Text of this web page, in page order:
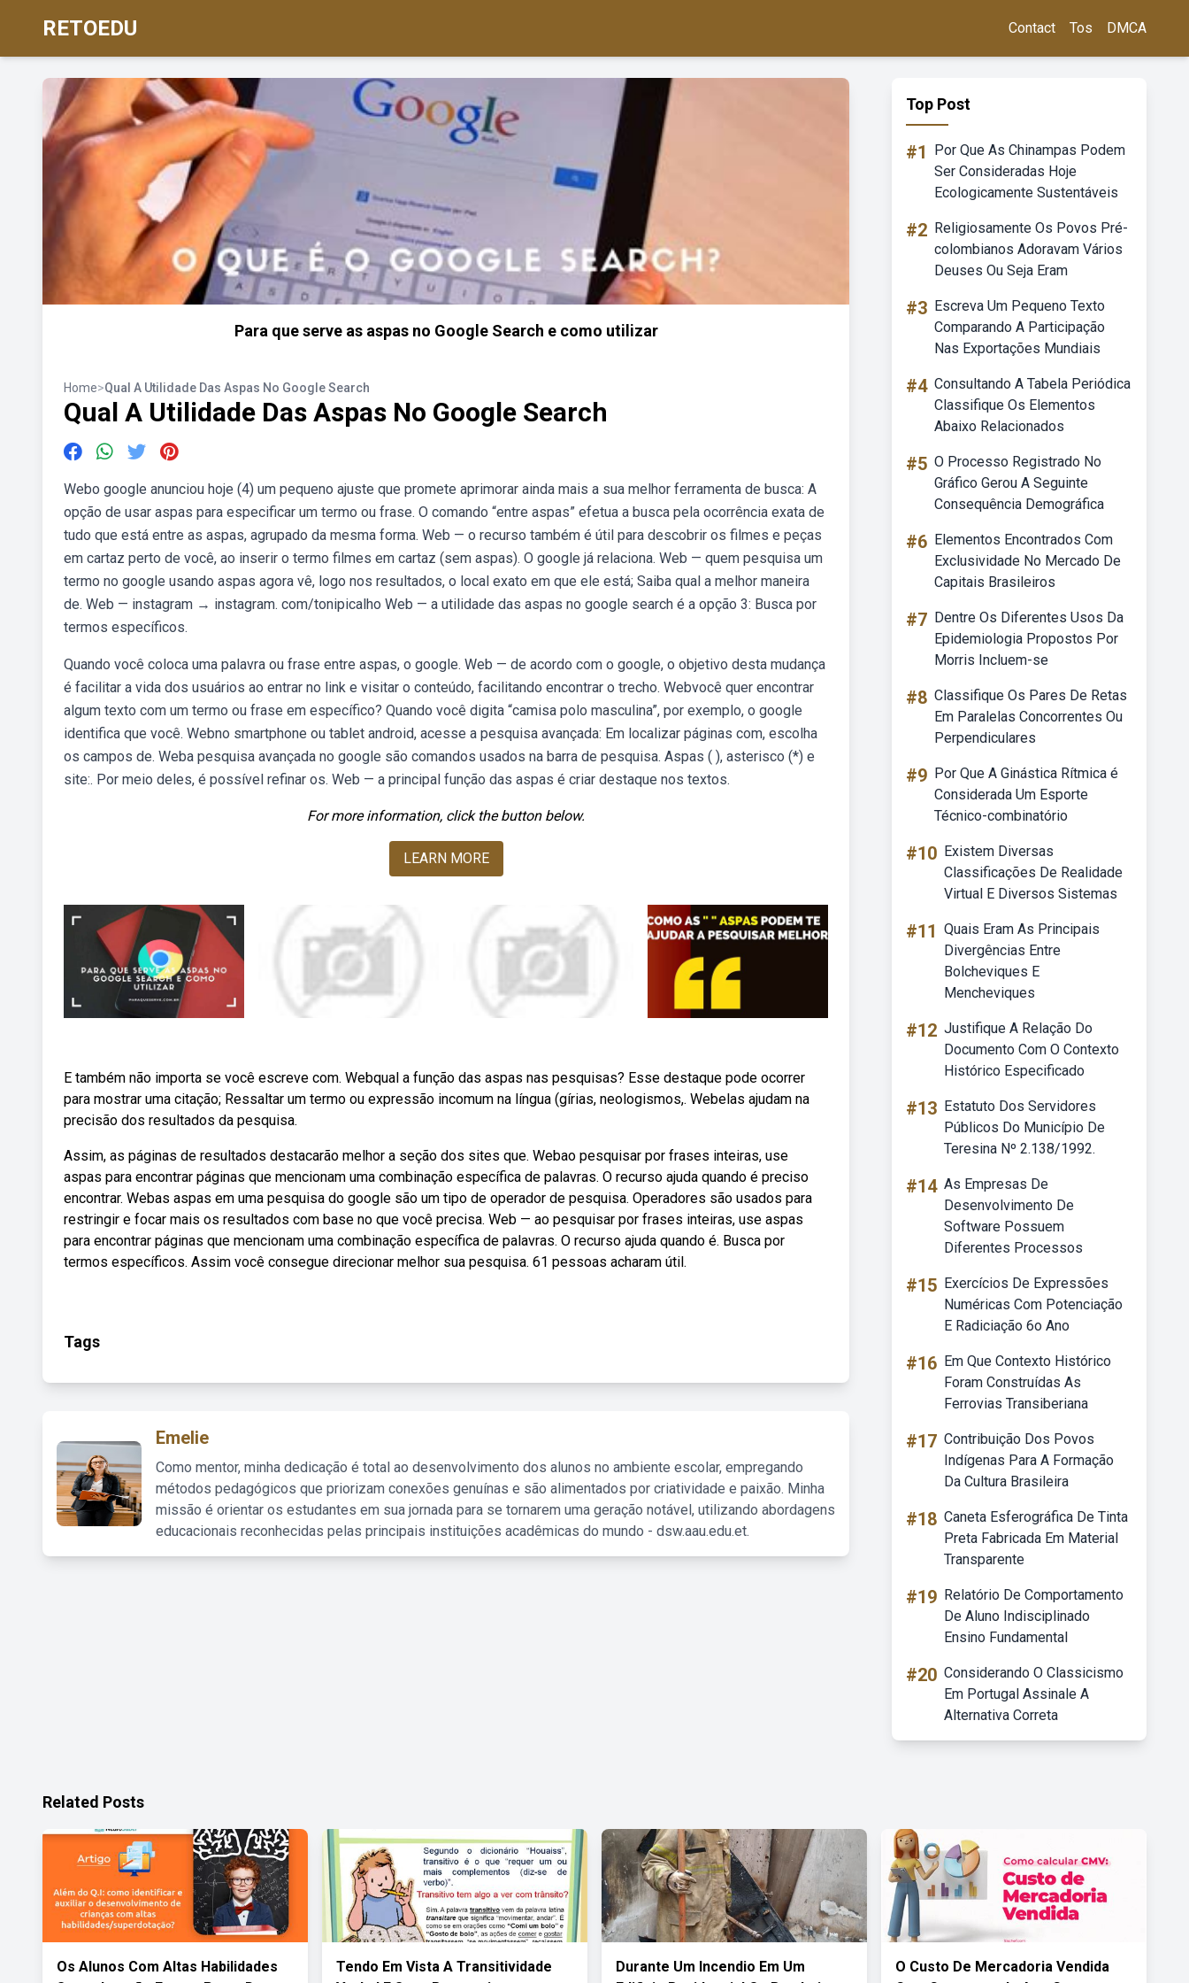
RETOEDU Contact Tos DMCA
Para que serve as aspas no Google Search e como utilizar
Home>Qual A Utilidade Das Aspas No Google Search
Qual A Utilidade Das Aspas No Google Search
Webo google anunciou hoje (4) um pequeno ajuste que promete aprimorar ainda mais a sua melhor ferramenta de busca: A
opção de usar aspas para especificar um termo ou frase. O comando “entre aspas” efetua a busca pela ocorrência exata de
tudo que está entre as aspas, agrupado da mesma forma. Web — o recurso também é útil para descobrir os filmes e peças
em cartaz perto de você, ao inserir o termo filmes em cartaz (sem aspas). O google já relaciona. Web — quem pesquisa um
termo no google usando aspas agora vê, logo nos resultados, o local exato em que ele está; Saiba qual a melhor maneira
de. Web — instagram → instagram. com/tonipicalho Web — a utilidade das aspas no google search é a opção 3: Busca por
termos específicos.
Quando você coloca uma palavra ou frase entre aspas, o google. Web — de acordo com o google, o objetivo desta mudança
é facilitar a vida dos usuários ao entrar no link e visitar o conteúdo, facilitando encontrar o trecho. Webvocê quer encontrar
algum texto com um termo ou frase em específico? Quando você digita “camisa polo masculina”, por exemplo, o google
identifica que você. Webno smartphone ou tablet android, acesse a pesquisa avançada: Em localizar páginas com, escolha
os campos de. Weba pesquisa avançada no google são comandos usados na barra de pesquisa. Aspas ( ), asterisco (*) e
site:. Por meio deles, é possível refinar os. Web — a principal função das aspas é criar destaque nos textos.
For more information, click the button below.
LEARN MORE
E também não importa se você escreve com. Webqual a função das aspas nas pesquisas? Esse destaque pode ocorrer
para mostrar uma citação; Ressaltar um termo ou expressão incomum na língua (gírias, neologismos,. Webelas ajudam na
precisão dos resultados da pesquisa.
Assim, as páginas de resultados destacarão melhor a seção dos sites que. Webao pesquisar por frases inteiras, use
aspas para encontrar páginas que mencionam uma combinação específica de palavras. O recurso ajuda quando é preciso
encontrar. Webas aspas em uma pesquisa do google são um tipo de operador de pesquisa. Operadores são usados para
restringir e focar mais os resultados com base no que você precisa. Web — ao pesquisar por frases inteiras, use aspas
para encontrar páginas que mencionam uma combinação específica de palavras. O recurso ajuda quando é. Busca por
termos específicos. Assim você consegue direcionar melhor sua pesquisa. 61 pessoas acharam útil.
Tags
Emelie
Como mentor, minha dedicação é total ao desenvolvimento dos alunos no ambiente escolar, empregando
métodos pedagógicos que priorizam conexões genuínas e são alimentados por criatividade e paixão. Minha
missão é orientar os estudantes em sua jornada para se tornarem uma geração notável, utilizando abordagens
educacionais reconhecidas pelas principais instituições acadêmicas do mundo - dsw.aau.edu.et.
Top Post
#1
Por Que As Chinampas Podem
Ser Consideradas Hoje
Ecologicamente Sustentáveis
#2 Religiosamente Os Povos Pré-
colombianos Adoravam Vários
Deuses Ou Seja Eram
#3 Escreva Um Pequeno Texto
Comparando A Participação
Nas Exportações Mundiais
#4 Consultando A Tabela Periódica
Classifique Os Elementos
Abaixo Relacionados
#5 O Processo Registrado No
Gráfico Gerou A Seguinte
Consequência Demográfica
#6 Elementos Encontrados Com
Exclusividade No Mercado De
Capitais Brasileiros
#7 Dentre Os Diferentes Usos Da
Epidemiologia Propostos Por
Morris Incluem-se
#8 Classifique Os Pares De Retas
Em Paralelas Concorrentes Ou
Perpendiculares
#9 Por Que A Ginástica Rítmica é
Considerada Um Esporte
Técnico-combinatório
#10 Existem Diversas
Classificações De Realidade
Virtual E Diversos Sistemas
#11 Quais Eram As Principais
Divergências Entre
Bolcheviques E
Mencheviques
#12 Justifique A Relação Do
Documento Com O Contexto
Histórico Especificado
#13 Estatuto Dos Servidores
Públicos Do Município De
Teresina Nº 2.138/1992.
#14 As Empresas De
Desenvolvimento De
Software Possuem
Diferentes Processos
#15 Exercícios De Expressões
Numéricas Com Potenciação
E Radiciação 6o Ano
#16 Em Que Contexto Histórico
Foram Construídas As
Ferrovias Transiberiana
#17 Contribuição Dos Povos
Indígenas Para A Formação
Da Cultura Brasileira
#18 Caneta Esferográfica De Tinta
Preta Fabricada Em Material
Transparente
#19 Relatório De Comportamento
De Aluno Indisciplinado
Ensino Fundamental
#20 Considerando O Classicismo
Em Portugal Assinale A
Alternativa Correta
Related Posts
Os Alunos Com Altas Habilidades
Tendo Em Vista A Transitividade
Durante Um Incendio Em Um
O Custo De Mercadoria Vendida